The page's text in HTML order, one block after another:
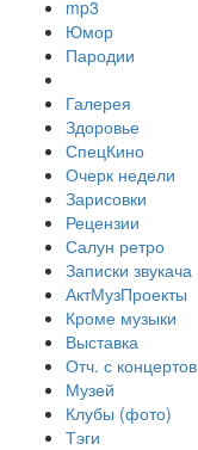
mp3
Юмор
Пародии
Галерея
Здоровье
СпецКино
Очерк недели
Зарисовки
Рецензии
Салун ретро
Записки звукача
АктМузПроекты
Кроме музыки
Выставка
Отч. с концертов
Музей
Клубы (фото)
Тэги